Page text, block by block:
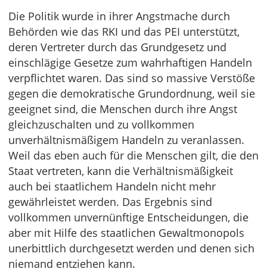
Die Politik wurde in ihrer Angstmache durch
Behörden wie das RKI und das PEI unterstützt,
deren Vertreter durch das Grundgesetz und
einschlägige Gesetze zum wahrhaftigen Handeln
verpflichtet waren. Das sind so massive Verstöße
gegen die demokratische Grundordnung, weil sie
geeignet sind, die Menschen durch ihre Angst
gleichzuschalten und zu vollkommen
unverhältnismäßigem Handeln zu veranlassen.
Weil das eben auch für die Menschen gilt, die den
Staat vertreten, kann die Verhältnismäßigkeit
auch bei staatlichem Handeln nicht mehr
gewährleistet werden. Das Ergebnis sind
vollkommen unvernünftige Entscheidungen, die
aber mit Hilfe des staatlichen Gewaltmonopols
unerbittlich durchgesetzt werden und denen sich
niemand entziehen kann.